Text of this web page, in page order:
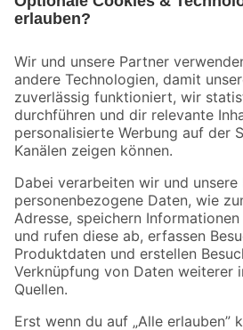
Der toom Newsletter: Keine Angebote und
Zur Newsletter Anmeldung
Folge uns
Zahlungsarten
Sicher einkaufen